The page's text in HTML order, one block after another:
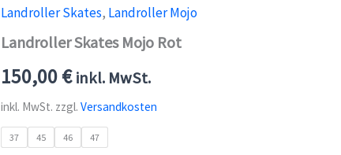
Landroller Skates, Landroller Mojo
Landroller Skates Mojo Rot
150,00€ inkl. MwSt.
inkl. MwSt. zzgl. Versandkosten
37 45 46 47